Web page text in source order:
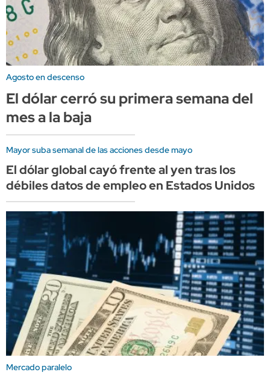
Agosto en descenso
El dólar cerró su primera semana del
mes a la baja
Mayor suba semanal de las acciones desde mayo
El dólar global cayó frente al yen tras los
débiles datos de empleo en Estados Unidos
Mercado paralelo